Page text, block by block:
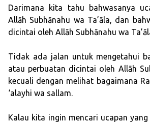
Darimana kita tahu bahwasanya
Allāh Subhānahu wa Ta’āla, dan
dicintai oleh Allāh Subhānahu wa
Tidak ada jalan untuk mengetahui
atau perbuatan dicintai oleh Allāh
kecuali dengan melihat bagaimana
‘alayhi wa sallam.
Kalau kita ingin mencari ucapan